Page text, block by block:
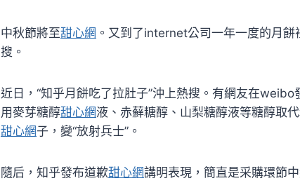
中秋節將至甜心網 。又到了internet公司一年一度的月
搜。
近日，“知乎月餅吃了拉肚子”沖上熱搜。有網友在
用麥芽糖醇甜心網液、赤蘚糖醇、山梨糖醇液等糖醇取
甜心網子，變“放射兵士”。
隨后，知乎發布道歉甜心網講明表現，簡直是采購環節